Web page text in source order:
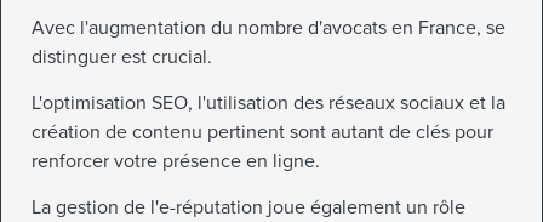
Avec l'augmentation du nombre d'avocats en France, se
distinguer est crucial.
L'optimisation SEO, l'utilisation des réseaux sociaux et la
création de contenu pertinent sont autant de clés pour
renforcer votre présence en ligne.
La gestion de l'e-réputation joue également un rôle